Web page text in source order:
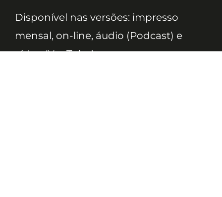
Disponível nas versões: impresso
mensal, on-line, áudio (Podcast) e
vídeo (YouTube).